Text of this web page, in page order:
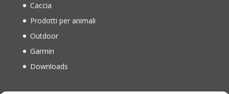
Caccia
Prodotti per animali
Outdoor
Garmin
Downloads